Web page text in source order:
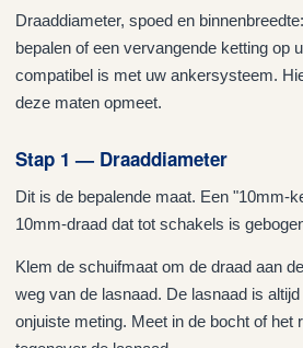
Draaddiameter, spoed en
bepalen of een vervangende ketting op
compatibel is met uw ankersysteem.
deze maten opmeet.
Stap 1 — Draaddiameter
Dit is de bepalende maat. Een "10mm-
10mm-draad dat tot schakels is
Klem de schuifmaat om de draad aan
weg van de lasnaad. De lasnaad is
onjuiste meting. Meet in de bocht of het